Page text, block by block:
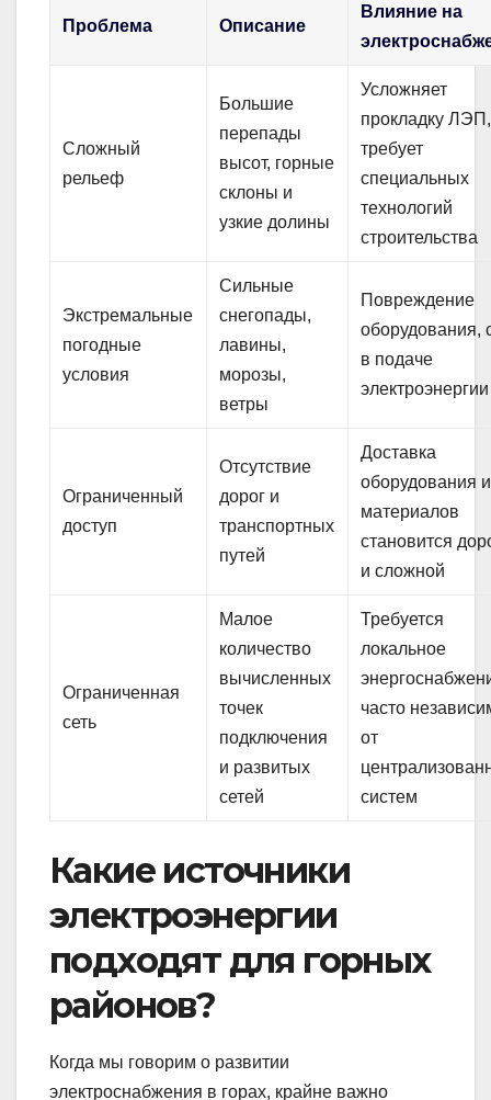
Проблема Описание
Влияние на
Сложный
рельеф
Большие
перепады
высот, горные
склоны и
узкие долины
Усложняет
прокладку ЛЭП,
требует
специальных
технологий
строительства
Экстремальные
погодные
условия
Сильные
снегопады,
лавины,
морозы,
ветры
Повреждение
оборудования,
в подаче
электроэнергии
Ограниченный
доступ
Отсутствие
дорог и
транспортных
путей
Доставка
оборудования и
материалов
становится
и сложной
Ограниченная
сеть
Малое
количество
вычисленных
точек
подключения
и развитых
сетей
Требуется
локальное
часто
от
систем
Какие источники
электроэнергии
подходят для горных
районов?
Когда мы говорим о развитии
электроснабжения в горах, крайне важно